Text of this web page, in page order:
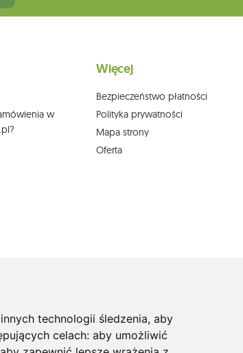
technologii śledzenia, aby
celach: aby umożliwić
z subskrypcji.
w
Więcej
Bezpieczeństwo płatności
Polityka prywatności
Mapa strony
Oferta